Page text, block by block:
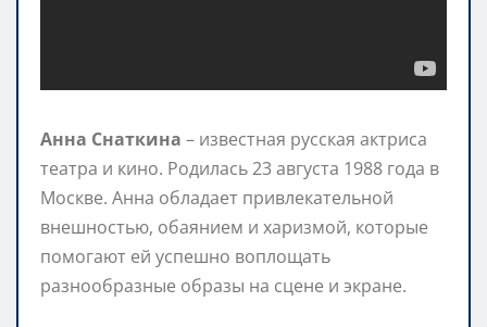
Анна Снаткина – известная русская актриса
театра и кино. Родилась 23 августа 1988 года в
Москве. Анна обладает привлекательной
внешностью, обаянием и харизмой, которые
помогают ей успешно воплощать
разнообразные образы на сцене и экране.